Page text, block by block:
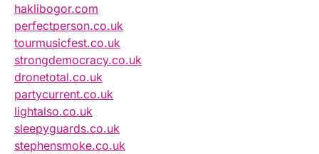
haklibogor.com
perfectperson.co.uk
tourmusicfest.co.uk
strongdemocracy.co.uk
dronetotal.co.uk
partycurrent.co.uk
lightalso.co.uk
sleepyguards.co.uk
stephensmoke.co.uk